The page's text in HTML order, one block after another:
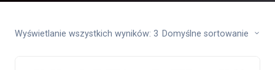
Wyświetlanie wszystkich wyników: 3 Domyślne sortowanie